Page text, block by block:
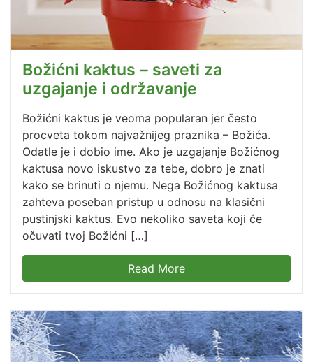
Božićni kaktus – saveti za
uzgajanje i održavanje
Božićni kaktus je veoma popularan jer često
procveta tokom najvažnijeg praznika – Božića.
Odatle je i dobio ime. Ako je uzgajanje Božićnog
kaktusa novo iskustvo za tebe, dobro je znati
kako se brinuti o njemu. Nega Božićnog kaktusa
zahteva poseban pristup u odnosu na klasični
pustinjski kaktus. Evo nekoliko saveta koji će
očuvati tvoj Božićni […]
Read More